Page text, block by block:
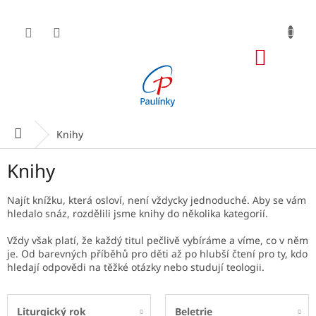
obsah
Domů Knihy
Knihy
Najít knížku, která osloví, není vždycky jednoduché. Aby se vám
hledalo snáz, rozdělili jsme knihy do několika kategorií.
Vždy však platí, že každý titul pečlivě vybíráme a víme, co v něm
je. Od barevných příběhů pro děti až po hlubší čtení pro ty, kdo
hledají odpovědi na těžké otázky nebo studují teologii.
Liturgický rok Beletrie